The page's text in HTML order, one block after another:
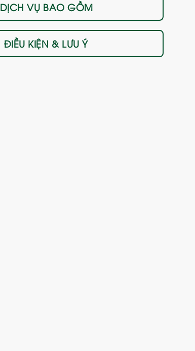
DỊCH VỤ BAO GỒM
ĐIỀU KIỆN & LƯU Ý